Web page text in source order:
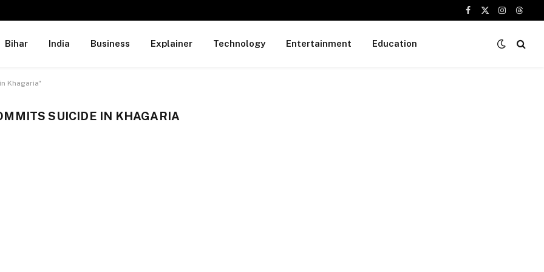
Facebook
X
Instagram
Bihar India Business Explainer Technology Entertainment Education
Khagaria"
SUICIDE IN KHAGARIA